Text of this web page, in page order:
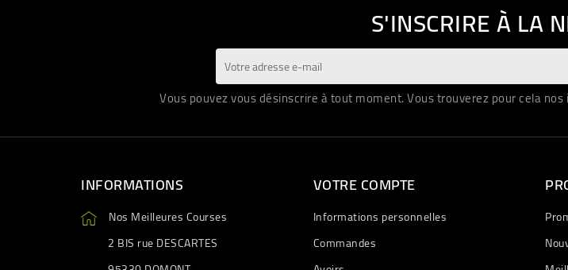
S'INSCRIRE À LA
Vous pouvez vous désinscrire à tout moment. Vous trouverez pour cela
INFORMATIONS
Nos Meilleures Courses
2 BIS rue DESCARTES
VOTRE COMPTE
Informations personnelles
Commandes